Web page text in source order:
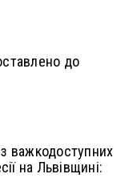
до
важкодоступних
на Львівщині: